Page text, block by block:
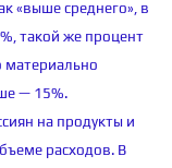
«выше среднего», в
такой же процент
материально
— 15%.
на продукты и
расходов. В